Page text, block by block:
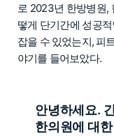
로 2023년 한방병원,
떻게 단기간에 성공
잡을 수 있었는지, 피
야기를 들어보았다.
안녕하세요.
한의원에 대